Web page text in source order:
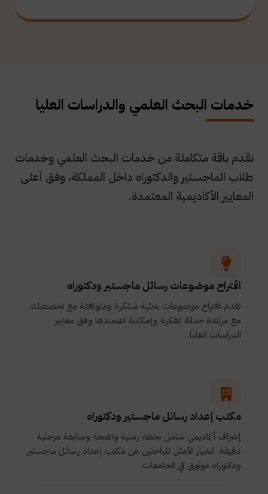
خدمات البحث العلمي والدراسات العليا
نقدم باقة متكاملة من خدمات البحث العلمي وخدمات
طلاب الماجستير والدكتوراه داخل المملكة، وفق أعلى
المعايير الأكاديمية المعتمدة.
اقتراح موضوعات رسائل ماجستير ودكتوراه
نقدم اقتراح موضوعات بحثية مبتكرة ومتوافقة مع تخصصك،
مع مراعاة حداثة الفكرة وإمكانية اعتمادها وفق معايير
الدراسات العليا.
مكتب إعداد رسائل ماجستير ودكتوراه
إشراف أكاديمي شامل بخطة زمنية واضحة ومتابعة مرحلية
دقيقة. الخيار الأمثل للباحثين عن مكتب إعداد رسائل ماجستير
ودكتوراه موثوق في الجامعات.